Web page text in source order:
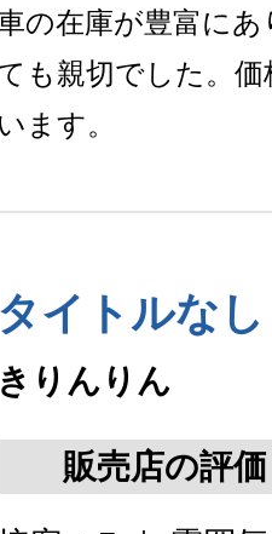
の在庫が豊富に
も親切でした。
います。
タイトルなし
きりんりん
販売店の評価